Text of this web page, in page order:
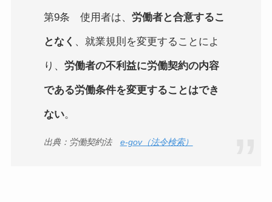
第9条 使用者は、 労働者と合意するこ
となく 、就業規則を変更することによ
り、 労働者の不利益に労働契約の内容
である労働条件を変更することはでき
ない。
出典：労働契約法 e-gov（法令検索）